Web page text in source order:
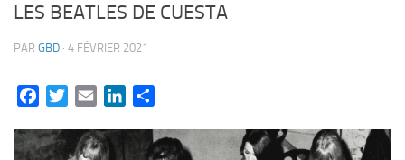
LES BEATLES DE CUESTA
PAR GBD · 4 FÉVRIER 2021
FacebookTwitterEmail LinkedIn